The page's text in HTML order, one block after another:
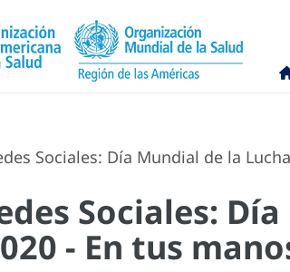
Sociales: Día Mundial de la
Sociales:
- En tus